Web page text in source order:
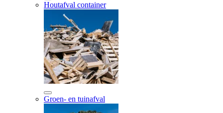
Houtafval container
Groen- en tuinafval